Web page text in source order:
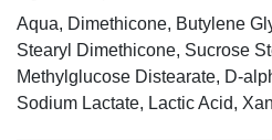
Aqua, Dimethicone, Butylene
Stearyl Dimethicone, Sucrose
Methylglucose Distearate, D-
Sodium Lactate, Lactic Acid,